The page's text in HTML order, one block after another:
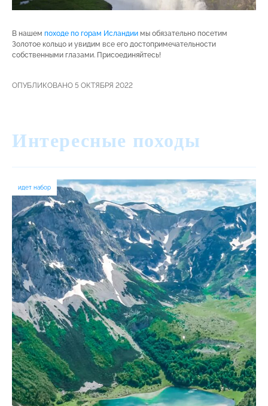
В нашем походе по горам Исландии мы обязательно посетим
Золотое кольцо и увидим все его достопримечательности
собственными глазами. Присоединяйтесь!
ОПУБЛИКОВАНО 5 ОКТЯБРЯ 2022
Интересные походы
идет набор